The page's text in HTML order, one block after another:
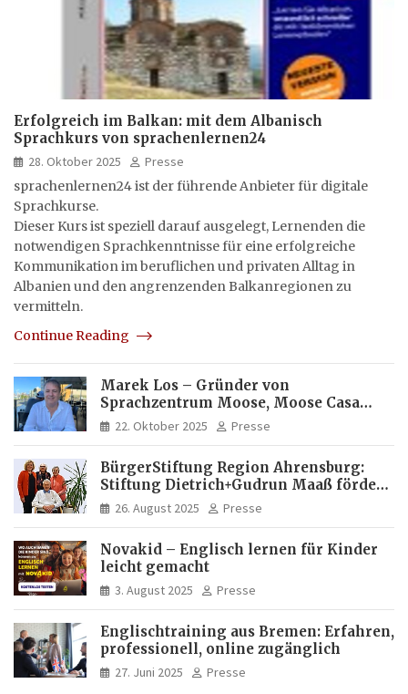
Erfolgreich im Balkan: mit dem Albanisch
Sprachkurs von sprachenlernen24
28. Oktober 2025
Presse
sprachenlernen24 ist der führende Anbieter für digitale
Sprachkurse.
Dieser Kurs ist speziell darauf ausgelegt, Lernenden die
notwendigen Sprachkenntnisse für eine erfolgreiche
Kommunikation im beruflichen und privaten Alltag in
Albanien und den angrenzenden Balkanregionen zu
vermitteln.
Continue Reading
Marek Los – Gründer von
Sprachzentrum Moose, Moose Casa
Italia und Apartamento Brasil |
Internationaler Experte für Bildung
22. Oktober 2025 Presse
BürgerStiftung Region Ahrensburg:
Stiftung Dietrich+Gudrun Maaß fördert
Deutschkenntnisse von Frauen
26. August 2025 Presse
Novakid – Englisch lernen für Kinder
leicht gemacht
3. August 2025 Presse
Englischtraining aus Bremen: Erfahren,
professionell, online zugänglich
27. Juni 2025 Presse